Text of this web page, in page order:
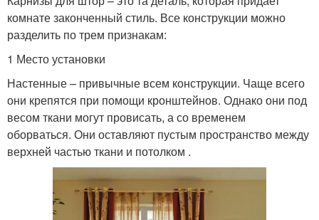
комнате законченный стиль. Все конструкции можно
разделить по трем признакам:
1 Место установки
Настенные – привычные всем конструкции. Чаще всего
они крепятся при помощи кронштейнов. Однако они под
весом ткани могут провисать, а со временем
оборваться. Они оставляют пустым пространство между
верхней частью ткани и потолком .